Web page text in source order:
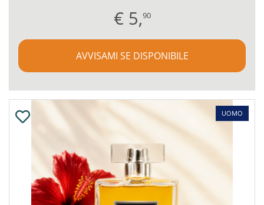
€ 5,90
AVVISAMI SE DISPONIBILE
UOMO